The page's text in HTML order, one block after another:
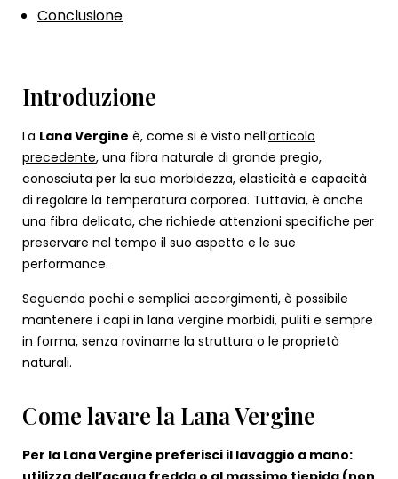
Conclusione
Introduzione
La Lana Vergine è, come si è visto nell’articolo
precedente, una fibra naturale di grande pregio,
conosciuta per la sua morbidezza, elasticità e capacità
di regolare la temperatura corporea. Tuttavia, è anche
una fibra delicata, che richiede attenzioni specifiche per
preservare nel tempo il suo aspetto e le sue
performance.
Seguendo pochi e semplici accorgimenti, è possibile
mantenere i capi in lana vergine morbidi, puliti e sempre
in forma, senza rovinarne la struttura o le proprietà
naturali.
Come lavare la Lana Vergine
Per la Lana Vergine preferisci il lavaggio a mano: